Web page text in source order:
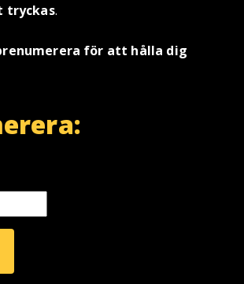
tryckas.
för att hålla dig